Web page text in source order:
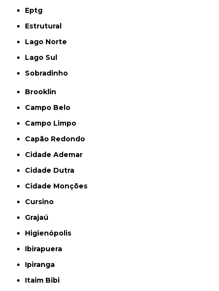
Eptg
Estrutural
Lago Norte
Lago Sul
Sobradinho
Brooklin
Campo Belo
Campo Limpo
Capão Redondo
Cidade Ademar
Cidade Dutra
Cidade Monções
Cursino
Grajaú
Higienópolis
Ibirapuera
Ipiranga
Itaim Bibi